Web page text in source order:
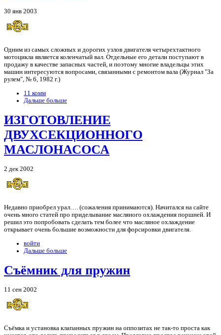
30 янв 2003
Одним из самых сложных и дорогих узлов двигателя четырехтактного
мотоцикла является коленчатый вал. Отдельные его детали поступают в
продажу в качестве запасных частей, и поэтому многие владельцы этих
машин интересуются вопросами, связанными с ремонтом вала (Журнал "За
рулем", № 6, 1982 г.)
11 комм
Дальше больше
ИЗГОТОВЛЕНИЕ
ДВУХСЕКЦИОННОГО
МАСЛОНАСОСА
2 дек 2002
Недавно приобрел урал…. (сожаления принимаются). Начитался на сайте
очень много статей про приделывание масляного охлаждения поршней. И
решил это попробовать сделать тем более что масляное охлаждение
открывает очень большие возможности для форсировки двигателя.
войти
Дальше больше
Съёмник для пружин
11 сен 2002
Съёмка и установка клапанных пружин на оппозитах не так-то проста как